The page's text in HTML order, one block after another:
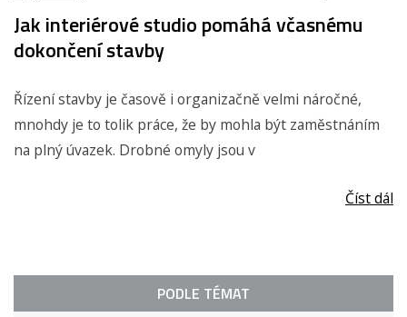
Jak interiérové studio pomáhá včasnému
dokončení stavby
Řízení stavby je časově i organizačně velmi náročné,
mnohdy je to tolik práce, že by mohla být zaměstnáním
na plný úvazek. Drobné omyly jsou v
Číst dál
PODLE TÉMAT